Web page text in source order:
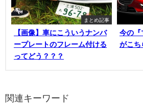
まとめ記事
【画像】車にこういうナンバ
ープレートのフレーム付ける
ってどう？？？
今の『
がこち
関連キーワード